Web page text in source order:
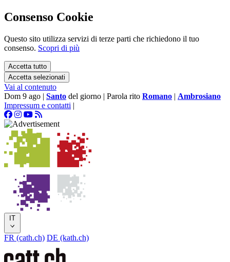
Consenso Cookie
Questo sito utilizza servizi di terze parti che richiedono il tuo
consenso. Scopri di più
Accetta tutto
Accetta selezionati
Vai al contenuto
Dom 9 ago | Santo del giorno | Parola rito Romano | Ambrosiano
Impressum e contatti |
IT
FR (cath.ch) DE (kath.ch)